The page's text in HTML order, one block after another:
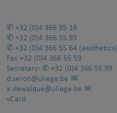
+32 (0)4 366 95 16
+32 (0)4 366 55 93
+32 (0)4 366 55 64 (aesthetics)
Fax +32 (0)4 366 55 59
Secretary:
+32 (0)4 366 55 99
d.seron@uliege.be
a.dewalque@uliege.be
vCard